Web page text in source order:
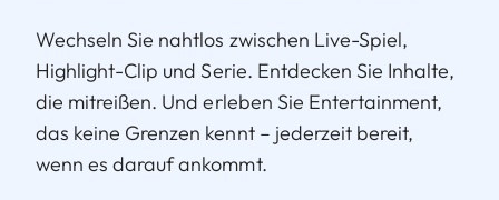
Wechseln Sie nahtlos zwischen Live-Spiel,
Highlight-Clip und Serie. Entdecken Sie Inhalte,
die mitreißen. Und erleben Sie Entertainment,
das keine Grenzen kennt – jederzeit bereit,
wenn es darauf ankommt.